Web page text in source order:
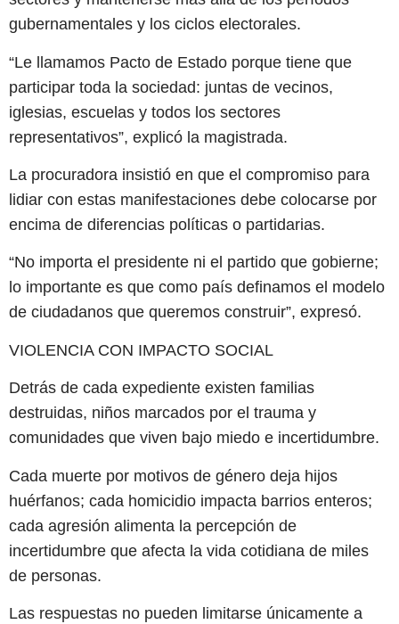
gubernamentales y los ciclos electorales.
“Le llamamos Pacto de Estado porque tiene que
participar toda la sociedad: juntas de vecinos,
iglesias, escuelas y todos los sectores
representativos”, explicó la magistrada.
La procuradora insistió en que el compromiso para
lidiar con estas manifestaciones debe colocarse por
encima de diferencias políticas o partidarias.
“No importa el presidente ni el partido que gobierne;
lo importante es que como país definamos el modelo
de ciudadanos que queremos construir”, expresó.
VIOLENCIA CON IMPACTO SOCIAL
Detrás de cada expediente existen familias
destruidas, niños marcados por el trauma y
comunidades que viven bajo miedo e incertidumbre.
Cada muerte por motivos de género deja hijos
huérfanos; cada homicidio impacta barrios enteros;
cada agresión alimenta la percepción de
incertidumbre que afecta la vida cotidiana de miles
de personas.
Las respuestas no pueden limitarse únicamente a